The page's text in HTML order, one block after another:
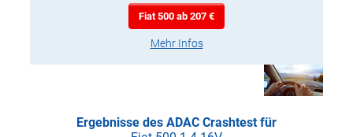
Fiat 500 ab 207 €
Mehr Infos
Ergebnisse des ADAC Crashtest für